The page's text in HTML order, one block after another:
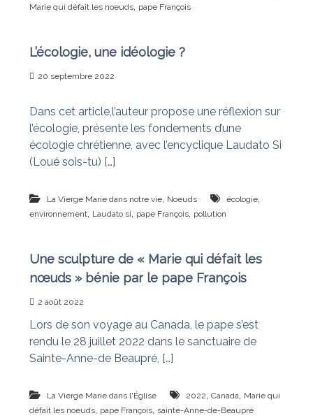
Marie qui défait les noeuds, pape François
L’écologie, une idéologie ?
20 septembre 2022
Dans cet article,l’auteur propose une réflexion sur
l’écologie, présente les fondements d’une
écologie chrétienne, avec l’encyclique Laudato Si
(Loué sois-tu) […]
La Vierge Marie dans notre vie, Noeuds écologie,
environnement, Laudato si pape François, pollution
Une sculpture de « Marie qui défait les
nœuds » bénie par le pape François
2 août 2022
Lors de son voyage au Canada, le pape s’est
rendu le 28 juillet 2022 dans le sanctuaire de
Sainte-Anne-de Beaupré, […]
La Vierge Marie dans l'Église 2022 Canada Marie qui
défait les noeuds, pape François, sainte-Anne-de-Beaupré